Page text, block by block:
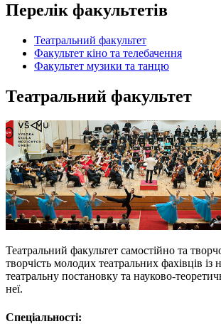
Перелік факультетів
Театральний факультет
Факультет кіно та телебачення
Факультет музики та танцю
Театральний факультет
Театральний факультет самостійно та
творчість молодих театральних фахівців із
театральну постановку та науково-
неї.
Спеціальності: